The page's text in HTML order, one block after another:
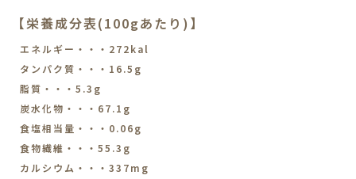
【栄養成分表(100gあたり)】
エネルギー・・・272kal
タンパク質・・・16.5g
脂質・・・5.3g
炭水化物・・・67.1g
食塩相当量・・・0.06g
食物繊維・・・55.3g
カルシウム・・・337mg